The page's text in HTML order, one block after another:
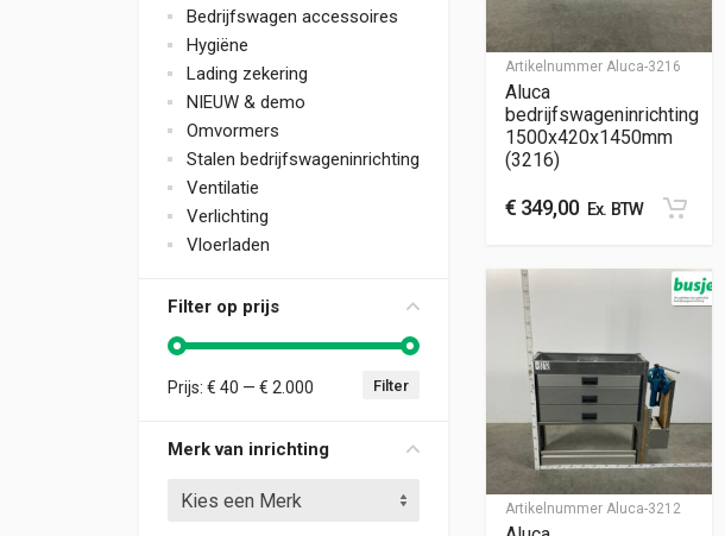
Bedrijfswagen accessoires
Hygiëne
Lading zekering
NIEUW & demo
Omvormers
Stalen bedrijfswageninrichting
Ventilatie
Verlichting
Vloerladen
Filter op prijs
Min. prijs
Max. prijs Filter
Prijs: € 40 — € 2.000
Merk van inrichting
Kies een Merk
Artikelnummer Aluca-3216
Aluca
bedrijfswageninrichting
1500x420x1450mm
(3216)
€ 349,00Ex. BTW
Artikelnummer Aluca-3212